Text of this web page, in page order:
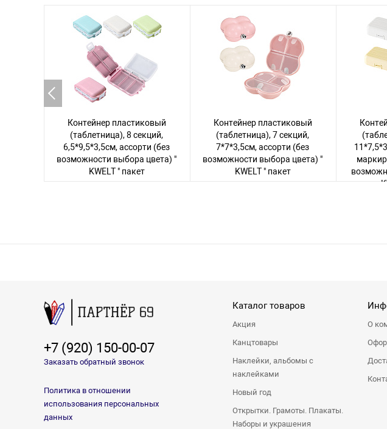
Контейнер пластиковый
(таблетница), 8 секций,
6,5*9,5*3,5см, ассорти (без
возможности выбора цвета) "
KWELT " пакет
Контейнер пластиковый
(таблетница), 7 секций,
7*7*3,5см, ассорти (без
возможности выбора цвета) "
KWELT " пакет
+7 (920) 150-00-07
Заказать обратный звонок
Политика в отношении
использования персональных
данных
Каталог товаров
Акция
Канцтовары
Наклейки, альбомы с
наклейками
Новый год
Открытки. Грамоты. Плакаты.
Наборы и украшения
О